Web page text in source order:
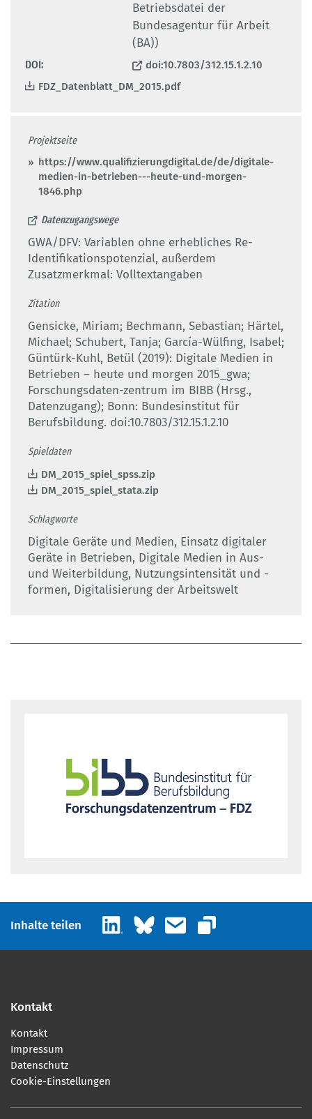
Betriebsdatei der
Bundesagentur für Arbeit
(BA))
DOI:
doi:10.7803/312.15.1.2.10
FDZ_Datenblatt_DM_2015.pdf
Projektseite
https://www.qualifizierungdigital.de/de/digitale-
medien-in-betrieben---heute-und-morgen-
1846.php
Datenzugangswege
GWA/DFV: Variablen ohne erhebliches Re-
Identifikationspotenzial, außerdem
Zusatzmerkmal: Volltextangaben
Zitation
Gensicke, Miriam; Bechmann, Sebastian; Härtel,
Michael; Schubert, Tanja; García-Wülfing, Isabel;
Güntürk-Kuhl, Betül (2019): Digitale Medien in
Betrieben – heute und morgen 2015_gwa;
Forschungsdaten-zentrum im BIBB (Hrsg.,
Datenzugang); Bonn: Bundesinstitut für
Berufsbildung. doi:10.7803/312.15.1.2.10
Spieldaten
DM_2015_spiel_spss.zip
DM_2015_spiel_stata.zip
Schlagworte
Digitale Geräte und Medien, Einsatz digitaler
Geräte in Betrieben, Digitale Medien in Aus-
und Weiterbildung, Nutzungsintensität und -
formen, Digitalisierung der Arbeitswelt
Inhalte teilen LinkedInBlueskyE-Mail
Link kopieren
Kontakt
Kontakt
Impressum
Datenschutz
Cookie-Einstellungen